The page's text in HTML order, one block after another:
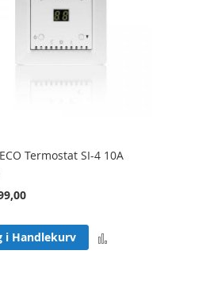
Termostat SI-4 10A
i Handlekurv